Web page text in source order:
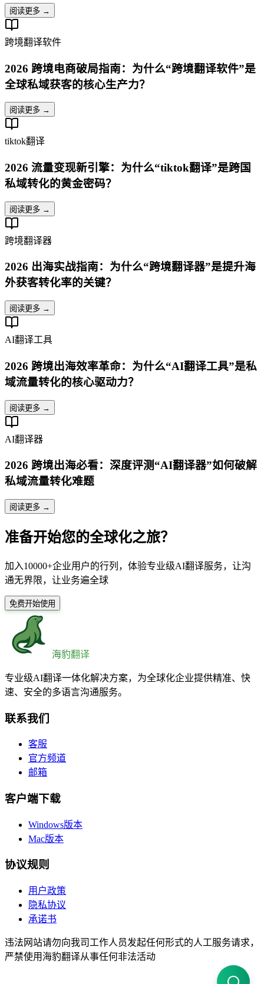
阅读更多 →
跨境翻译软件
2026 跨境电商破局指南：为什么“跨境翻译软件”是
全球私域获客的核心生产力？
阅读更多 →
tiktok翻译
2026 流量变现新引擎：为什么“tiktok翻译”是跨国
私域转化的黄金密码？
阅读更多 →
跨境翻译器
2026 出海实战指南：为什么“跨境翻译器”是提升海
外获客转化率的关键？
阅读更多 →
AI翻译工具
2026 跨境出海效率革命：为什么“AI翻译工具”是私
域流量转化的核心驱动力？
阅读更多 →
AI翻译器
2026 跨境出海必看：深度评测“AI翻译器”如何破解
私域流量转化难题
阅读更多 →
准备开始您的全球化之旅？
加入10000+企业用户的行列，体验专业级AI翻译服务，让沟
通无界限，让业务遍全球
免费开始使用
海豹翻译
专业级AI翻译一体化解决方案，为全球化企业提供精准、快
速、安全的多语言沟通服务。
联系我们
客服
官方频道
邮箱
客户端下载
Windows版本
Mac版本
协议规则
用户政策
隐私协议
承诺书
违法网站请勿向我司工作人员发起任何形式的人工服务请求，
严禁使用海豹翻译从事任何非法活动